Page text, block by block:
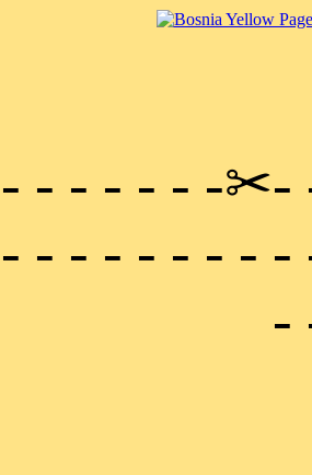
- - - - - -
- - - - - - -
-